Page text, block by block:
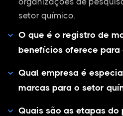
setor químico.
O que é o registro de
benefícios oferece para
Qual empresa é
marcas para o setor
Quais são as etapas do